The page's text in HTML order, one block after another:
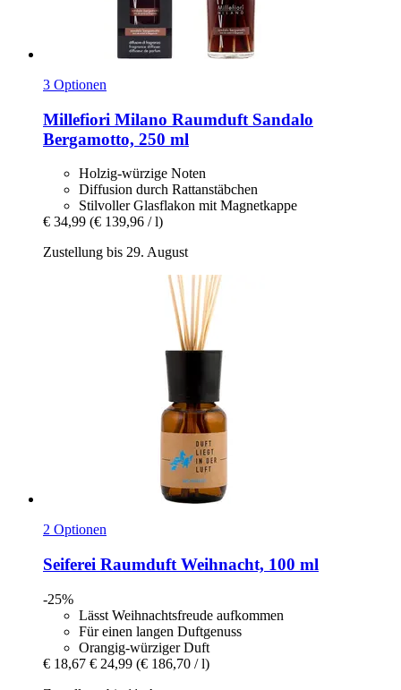
3 Optionen
Millefiori Milano Raumduft Sandalo
Bergamotto, 250 ml
Holzig-würzige Noten
Diffusion durch Rattanstäbchen
Stilvoller Glasflakon mit Magnetkappe
€ 34,99 (€ 139,96 / l)
Zustellung bis 29. August
2 Optionen
Seiferei Raumduft Weihnacht, 100 ml
-25%
Lässt Weihnachtsfreude aufkommen
Für einen langen Duftgenuss
Orangig-würziger Duft
€ 18,67 € 24,99 (€ 186,70 / l)